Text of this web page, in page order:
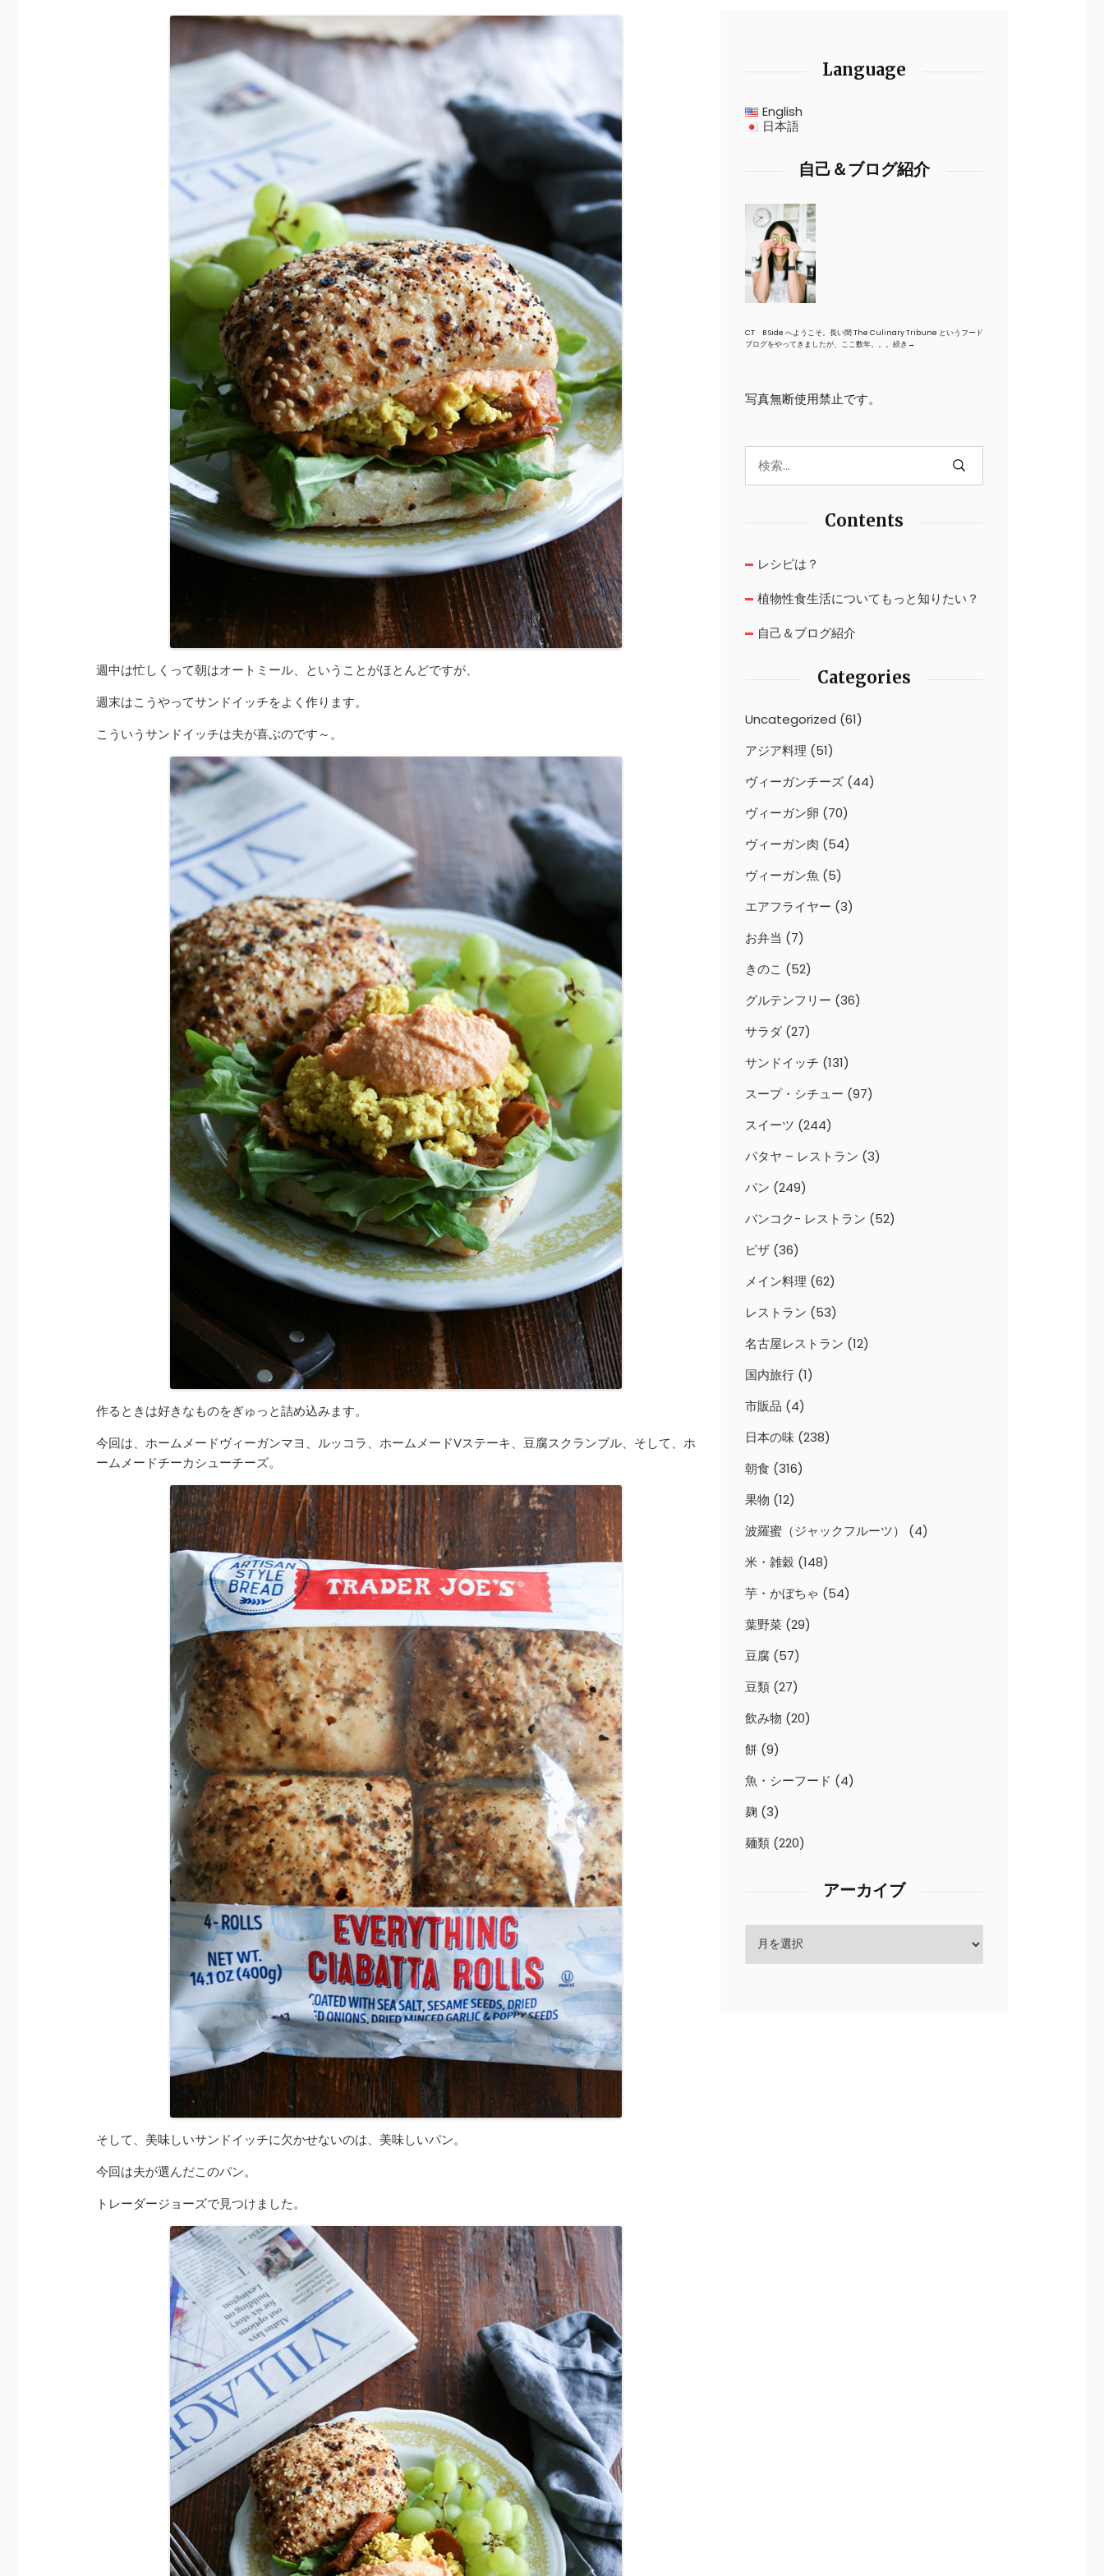
週中は忙しくって朝はオートミール、ということがほとんどですが、
週末はこうやってサンドイッチをよく作ります。
こういうサンドイッチは夫が喜ぶのです～。
作るときは好きなものをぎゅっと詰め込みます。
今回は、ホームメードヴィーガンマヨ、ルッコラ、ホームメードVステーキ、豆腐スクランブル、そして、ホ
ームメードチーカシューチーズ。
そして、美味しいサンドイッチに欠かせないのは、美味しいパン。
今回は夫が選んだこのパン。
トレーダージョーズで見つけました。
Language
English
日本語
自己＆ブログ紹介
CT B Side へようこそ。長い間 The Culinary Tribune というフード
ブログをやってきましたが、ここ数年。。。 続き→
写真無断使用禁止です。
Contents
レシピは？
植物性食生活についてもっと知りたい？
自己＆ブログ紹介
Categories
Uncategorized (61)
アジア料理 (51)
ヴィーガンチーズ (44)
ヴィーガン卵 (70)
ヴィーガン肉 (54)
ヴィーガン魚 (5)
エアフライヤー (3)
お弁当 (7)
きのこ (52)
グルテンフリー (36)
サラダ (27)
サンドイッチ (131)
スープ・シチュー (97)
スイーツ (244)
パタヤ – レストラン (3)
パン (249)
バンコク- レストラン (52)
ピザ (36)
メイン料理 (62)
レストラン (53)
名古屋レストラン (12)
国内旅行 (1)
市販品 (4)
日本の味 (238)
朝食 (316)
果物 (12)
波羅蜜（ジャックフルーツ）
(4)
米・雑穀 (148)
芋・かぼちゃ (54)
葉野菜 (29)
豆腐 (57)
豆類 (27)
飲み物 (20)
餅 (9)
魚・シーフード (4)
麹 (3)
麺類 (220)
アーカイブ